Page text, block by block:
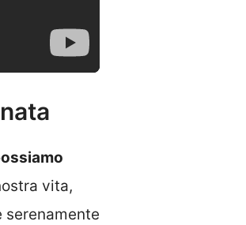
vita,
serenamente